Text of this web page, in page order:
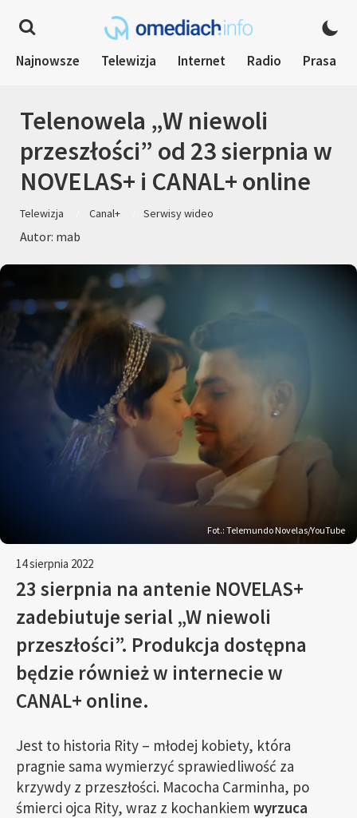
Najnowsze Telewizja Internet Radio Prasa
Telenowela „W niewoli
przeszłości” od 23 sierpnia w
NOVELAS+ i CANAL+ online
Telewizja Canal+ Serwisy wideo
Autor: mab
Fot.: Telemundo Novelas/YouTube
14 sierpnia 2022
23 sierpnia na antenie NOVELAS+
zadebiutuje serial „W niewoli
przeszłości”. Produkcja dostępna
będzie również w internecie w
CANAL+ online.
Jest to historia Rity – młodej kobiety, która
pragnie sama wymierzyć sprawiedliwość za
krzywdy z przeszłości. Macocha Carminha, po
śmierci ojca Rity, wraz z kochankiem wyrzuca